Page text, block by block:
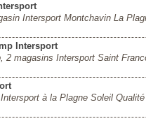
Intersport Montchavin La
Intersport
2 magasins Intersport Saint
à la Plagne Soleil